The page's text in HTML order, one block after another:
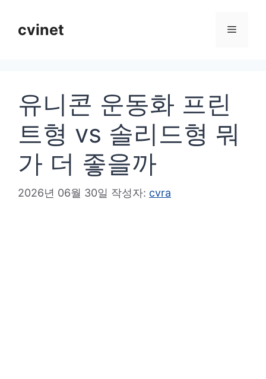
cvinet 메
유니콘 운동화 프린
트형 vs 솔리드형 뭐
가 더 좋을까
2026년 06월 30일 작성자: cvra